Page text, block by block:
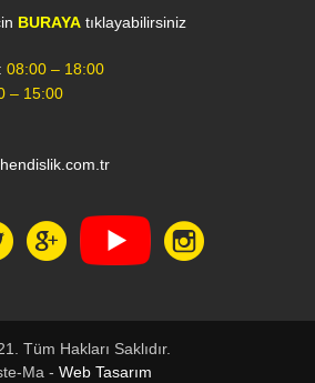
BURAYA tıklayabilirsiniz
08:00 – 18:00
– 15:00
Tüm Hakları Saklıdır.
Ma - Web Tasarım